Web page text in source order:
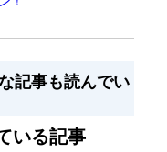
記事も読んでい
いる記事